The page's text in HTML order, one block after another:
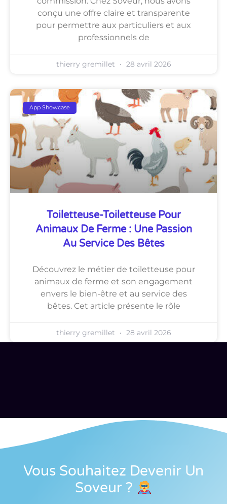
conçu une offre claire et transparente
pour permettre aux particuliers et aux
professionnels de
thierry gremillet 28 avril 2026
App Showcase
Toiletteuse-Toiletteuse Pour
Animaux De Ferme : Une Passion
Au Service Des Bêtes
Découvrez le métier de toiletteuse pour
animaux de ferme et son engagement
envers le bien-être et au service des
bêtes. Cet article présente le rôle
thierry gremillet 28 avril 2026
Vous Souhaitez Devenir Un
Soveur ?